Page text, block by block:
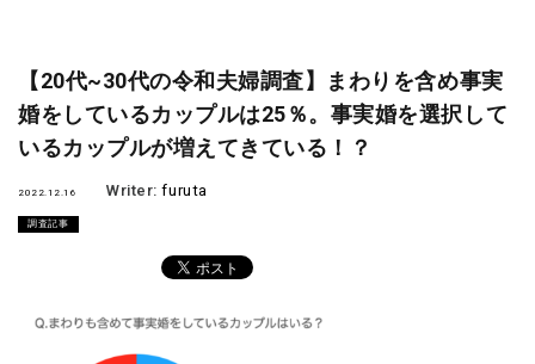
【20代~30代の令和夫婦調査】まわりを含め事実
婚をしているカップルは25％。事実婚を選択して
いるカップルが増えてきている！？
2022.12.16 Writer:furuta
調査記事